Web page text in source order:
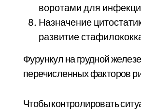
воротами для
Назначение
развитие
Фурункул на грудной
перечисленных факторов
Чтобы контролировать